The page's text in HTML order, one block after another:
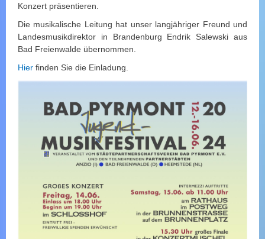
Konzert präsentieren.
Die musikalische Leitung hat unser langjähriger Freund und
Landesmusikdirektor in Brandenburg Endrik Salewski aus
Bad Freienwalde übernommen.
Hier finden Sie die Einladung.